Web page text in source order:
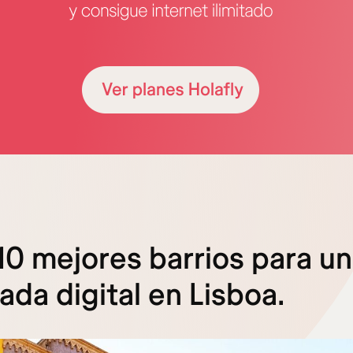
mejores barrios para un
digital en Lisboa.